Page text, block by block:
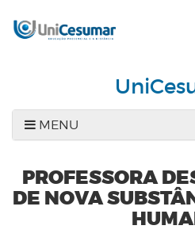
MENU
PROFESSORA
DE NOVA